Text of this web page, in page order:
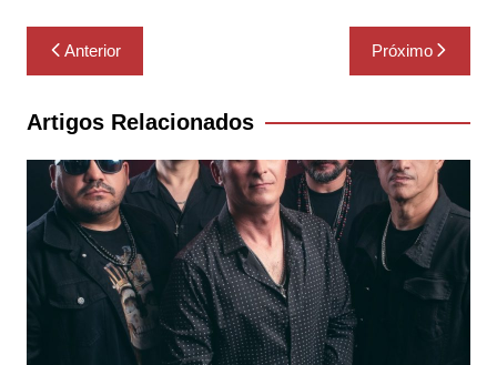
Navegação
de
Post
Anterior Próximo
Artigos Relacionados